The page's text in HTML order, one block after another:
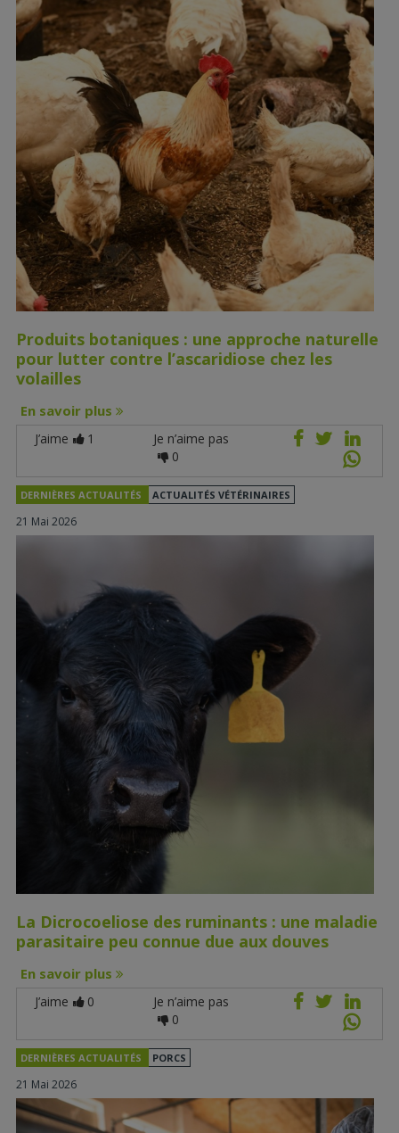
Produits botaniques : une approche naturelle
pour lutter contre l’ascaridiose chez les
volailles
En savoir plus
J’aime 1
Je n’aime pas
0
DERNIÈRES ACTUALITÉS ACTUALITÉS VÉTÉRINAIRES
21 Mai 2026
La Dicrocoeliose des ruminants : une maladie
parasitaire peu connue due aux douves
En savoir plus
J’aime 0
Je n’aime pas
0
DERNIÈRES ACTUALITÉS PORCS
21 Mai 2026